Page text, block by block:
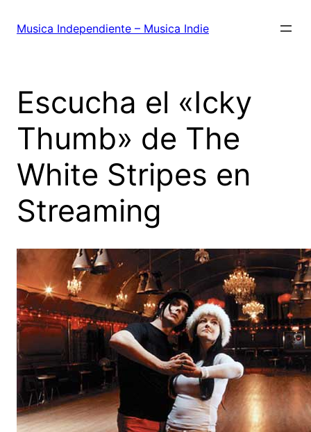
Musica Independiente – Musica Indie
Escucha el «Icky
Thumb» de The
White Stripes en
Streaming